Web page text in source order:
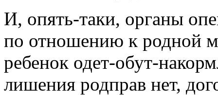
И, опять­-таки, органы
по отношению к родной
ребенок одет­-обут-­
лишения родправ нет,